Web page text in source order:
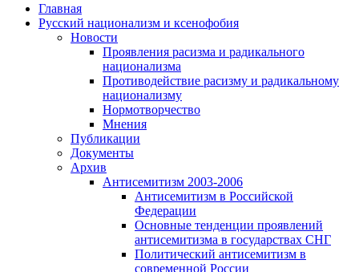
Главная
Русский национализм и ксенофобия
Новости
Проявления расизма и радикального
национализма
Противодействие расизму и радикальному
национализму
Нормотворчество
Мнения
Публикации
Документы
Архив
Антисемитизм 2003-2006
Антисемитизм в Российской
Федерации
Основные тенденции проявлений
антисемитизма в государствах СНГ
Политический антисемитизм в
современной России